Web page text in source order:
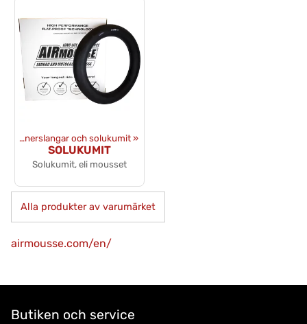
Innerslangar och solukumit ‪»
SOLUKUMIT
Solukumit, eli mousset
Alla produkter av varumärket
airmousse.com/en/
Butiken och service